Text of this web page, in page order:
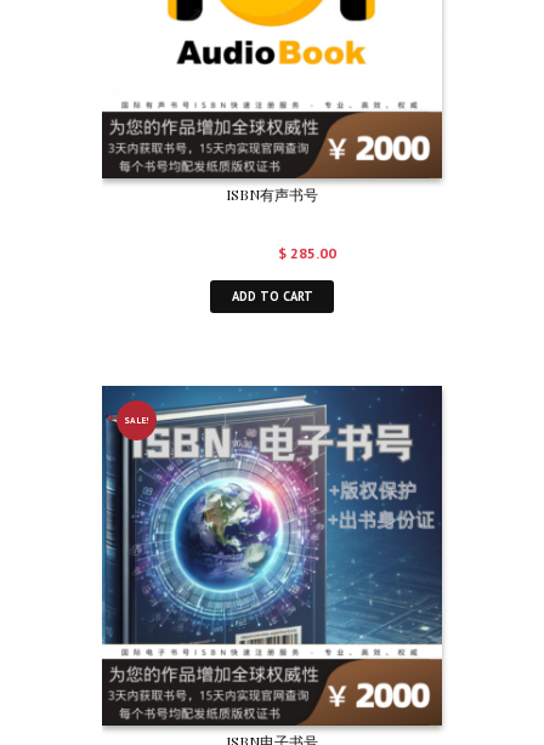
ISBN有声书号
$285.00
ADD TO CART
SALE!
ISBN电子书号